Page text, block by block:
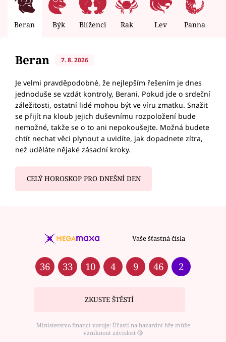
Beran Býk Blíženci Rak Lev Panna
Beran 7. 8. 2026
Je velmi pravděpodobné, že nejlepším řešením je dnes
jednoduše se vzdát kontroly, Berani. Pokud jde o srdeční
záležitosti, ostatní lidé mohou být ve víru zmatku. Snažit
se přijít na kloub jejich duševnímu rozpoložení bude
nemožné, takže se o to ani nepokoušejte. Možná budete
chtít nechat věci plynout a uvidíte, jak dopadnete zítra,
než uděláte nějaké zásadní kroky.
CELÝ HOROSKOP PRO DNEŠNÍ DEN
Vaše šťastná čísla
36 33 10 4 9 46 2
ZKUSTE ŠTĚSTÍ
Ministerstvo financí varuje: Účastí na hazardní hře může
vzniknout závislost ⑱